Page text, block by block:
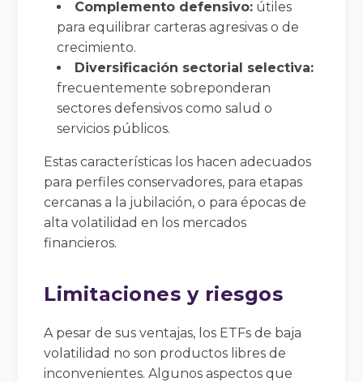
Complemento defensivo: útiles
para equilibrar carteras agresivas o de
crecimiento.
Diversificación sectorial selectiva:
frecuentemente sobreponderan
sectores defensivos como salud o
servicios públicos.
Estas características los hacen adecuados
para perfiles conservadores, para etapas
cercanas a la jubilación, o para épocas de
alta volatilidad en los mercados
financieros.
Limitaciones y riesgos
A pesar de sus ventajas, los ETFs de baja
volatilidad no son productos libres de
inconvenientes. Algunos aspectos que